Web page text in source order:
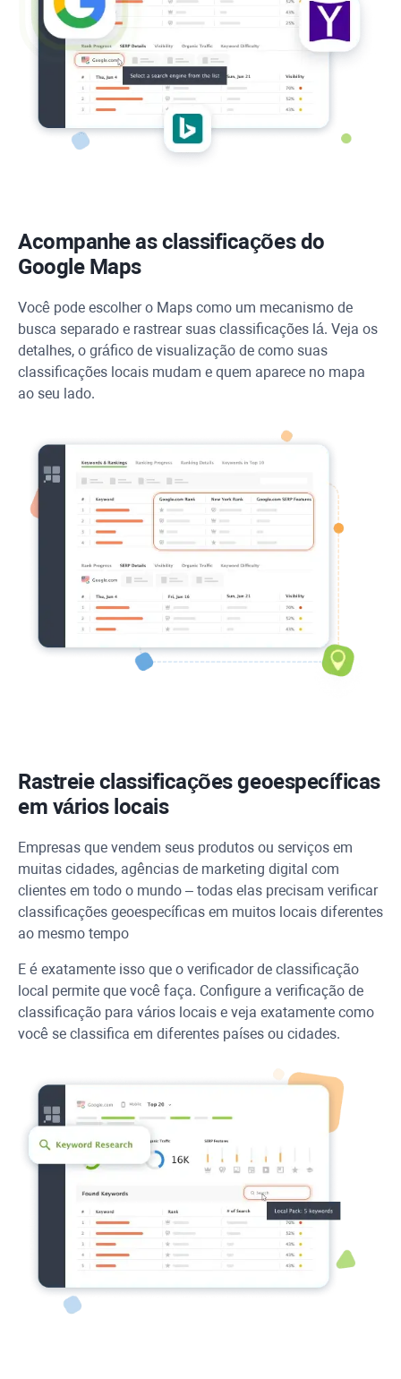
Acompanhe as classificações do
Google Maps
Você pode escolher o Maps como um mecanismo de
busca separado e rastrear suas classificações lá. Veja os
detalhes, o gráfico de visualização de como suas
classificações locais mudam e quem aparece no mapa
ao seu lado.
Rastreie classificações geoespecíficas
em vários locais
Empresas que vendem seus produtos ou serviços em
muitas cidades, agências de marketing digital com
clientes em todo o mundo – todas elas precisam verificar
classificações geoespecíficas em muitos locais diferentes
ao mesmo tempo
E é exatamente isso que o verificador de classificação
local permite que você faça. Configure a verificação de
classificação para vários locais e veja exatamente como
você se classifica em diferentes países ou cidades.